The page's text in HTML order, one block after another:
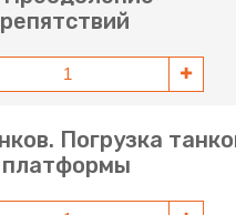
Погрузка